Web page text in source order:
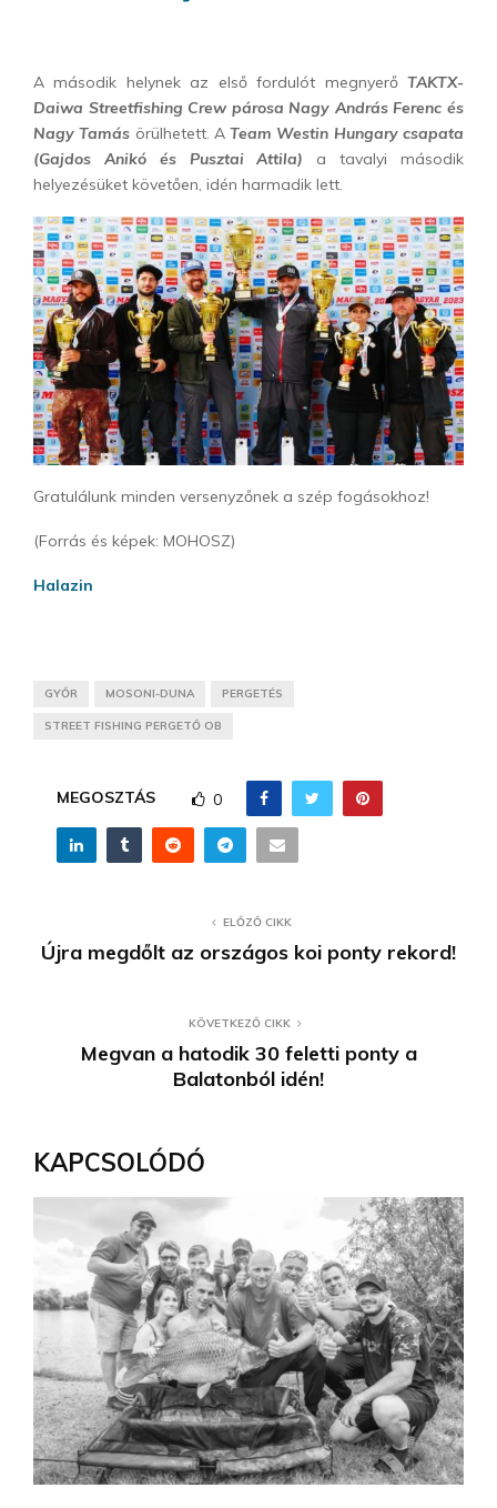
A második helynek az első fordulót megnyerő TAKTX-
Daiwa Streetfishing Crew párosa Nagy András Ferenc és
Nagy Tamás örülhetett. ATeam Westin Hungary csapata
(Gajdos Anikó és Pusztai Attila)
a tavalyi második
helyezésüket követően, idén harmadik lett.
Gratulálunk minden versenyzőnek a szép fogásokhoz!
(Forrás és képek: MOHOSZ)
Halazin
GYŐR MOSONI-DUNA PERGETÉS
STREET FISHING PERGETŐ OB
MEGOSZTÁS 0
ELŐZŐ CIKK
Újra megdőlt az országos koi ponty rekord!
KÖVETKEZŐ CIKK
Megvan a hatodik 30 feletti ponty a
Balatonból idén!
KAPCSOLÓDÓ